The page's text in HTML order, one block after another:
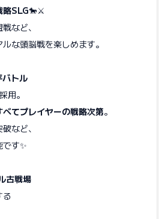
略SLG🐎⚔️
など、
な頭脳戦を楽しめます。
トル
用。
べてプレイヤーの戦略次第。
など、
す✨
古戦場